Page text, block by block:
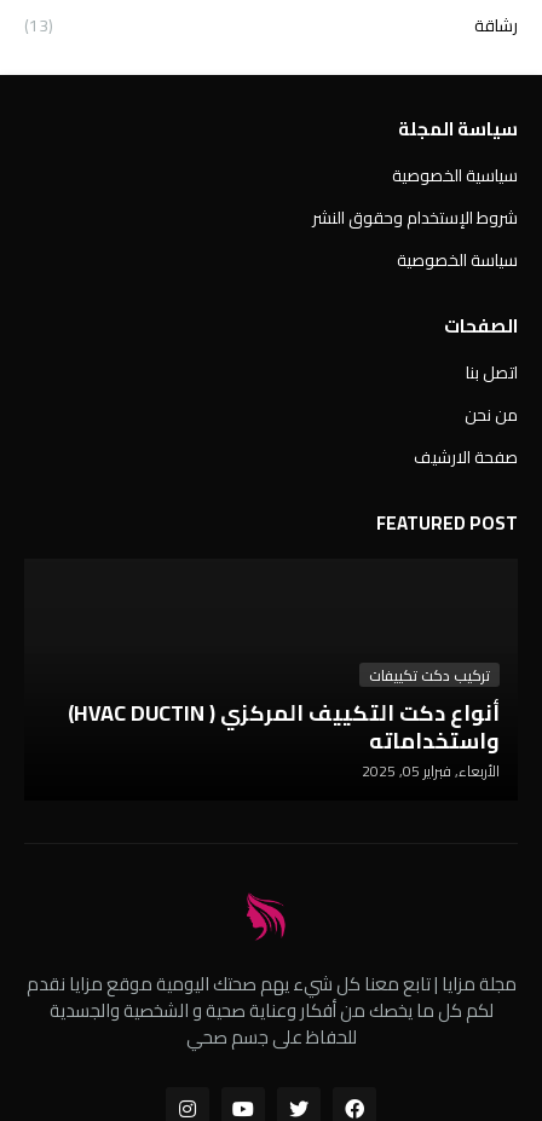
رشاقة
(13)
سياسة المجلة
سياسية الخصوصية
شروط الإستخدام وحقوق النشر
سياسة الخصوصية
الصفحات
اتصل بنا
من نحن
صفحة الارشيف
FEATURED POST
تركيب دكت تكييفات
أنواع دكت التكييف المركزي ( HVAC DUCTIN)
واستخداماته
الأربعاء, فبراير 05, 2025
مجلة مزايا | تابع معنا كل شيء يهم صحتك اليومية موقع مزايا نقدم
لكم كل ما يخصك من أفكار وعناية صحية و الشخصية والجسدية
للحفاظ على جسم صحي